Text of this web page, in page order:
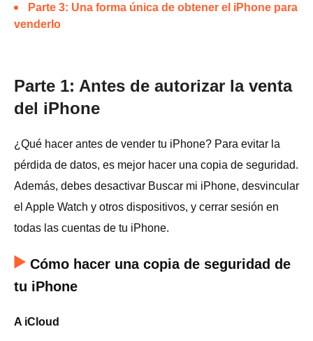
Parte 3: Una forma única de obtener el iPhone para
venderlo
Parte 1: Antes de autorizar la venta
del iPhone
¿Qué hacer antes de vender tu iPhone? Para evitar la
pérdida de datos, es mejor hacer una copia de seguridad.
Además, debes desactivar Buscar mi iPhone, desvincular
el Apple Watch y otros dispositivos, y cerrar sesión en
todas las cuentas de tu iPhone.
Cómo hacer una copia de seguridad de
tu iPhone
A iCloud